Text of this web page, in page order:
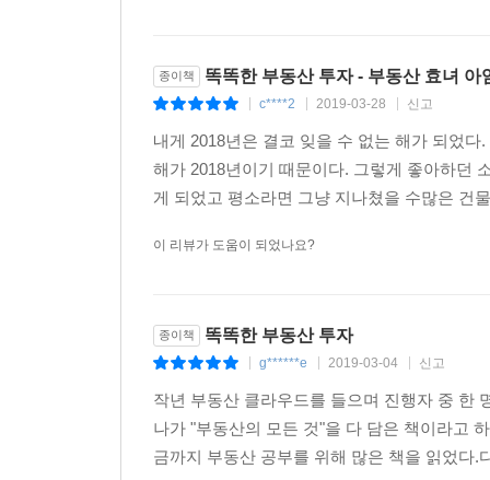
종이책 똑똑한 부동산 투자 - 부동산 효녀 아
c****2 2019-03-28 신고
내게 2018년은 결코 잊을 수 없는 해가 되었
해가 2018년이기 때문이다. 그렇게 좋아하던
게 되었고 평소라면 그냥 지나쳤을 수많은 건
이 리뷰가 도움이 되었나요?
종이책 똑똑한 부동산 투자
g******e 2019-03-04 신고
작년 부동산 클라우드를 들으며 진행자 중 한
나가 "부동산의 모든 것"을 다 담은 책이라고
금까지 부동산 공부를 위해 많은 책을 읽었다